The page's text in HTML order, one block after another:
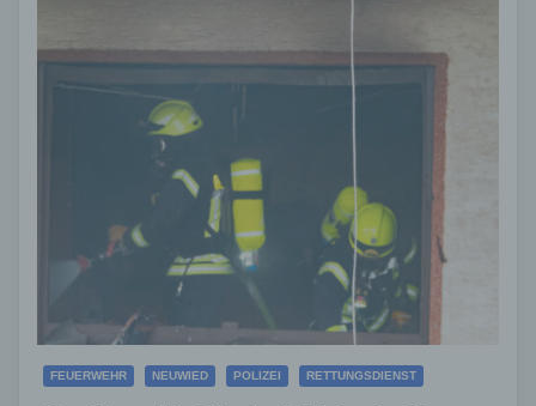
FEUERWEHR NEUWIED POLIZEI RETTUNGSDIENST